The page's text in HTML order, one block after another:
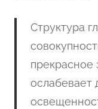
Структура
прекрасное